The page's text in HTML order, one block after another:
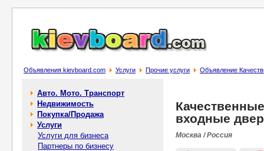
Объявления kievboard.com Услуги Прочие услуги Объявление
Авто. Мото. Транспорт
Недвижимость
Покупка/Продажа
Услуги
Услуги для бизнеса
Партнеры по бизнесу
входные
Москва / Россия